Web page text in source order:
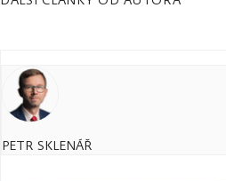
PETR SKLENÁŘ